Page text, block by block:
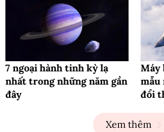
7 ngoại hành tinh kỳ lạ
nhất trong những năm gần
đây
Máy
mẫu
đổi
Xem thêm